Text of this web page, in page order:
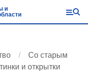
и
Со старым
и открытки